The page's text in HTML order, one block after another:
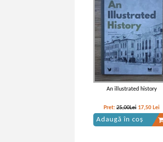
An illustrated history
Pret: 25,00Lei 17,50 Lei
Adaugă în coș